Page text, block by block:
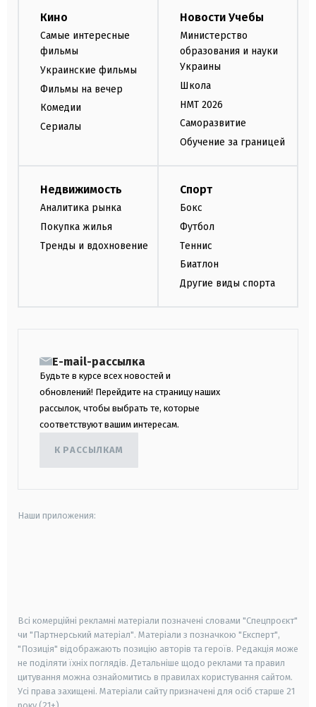
Кино
Самые интересные
фильмы
Украинские фильмы
Фильмы на вечер
Комедии
Сериалы
Новости Учебы
Министерство
образования и науки
Украины
Школа
НМТ 2026
Саморазвитие
Обучение за границей
Недвижимость
Аналитика рынка
Покупка жилья
Тренды и вдохновение
Спорт
Бокс
Футбол
Теннис
Биатлон
Другие виды спорта
E-mail-рассылка
Будьте в курсе всех новостей и
обновлений! Перейдите на страницу наших
рассылок, чтобы выбрать те, которые
соответствуют вашим интересам.
К РАССЫЛКАМ
Наши приложения:
Всі комерційні рекламні матеріали позначені словами "Спецпроєкт"
чи "Партнерський матеріал". Матеріали з позначкою "Експерт",
"Позиція" відображають позицію авторів та героїв. Редакція може
не поділяти їхніх поглядів. Детальніше щодо реклами та правил
цитування можна ознайомитись в правилах користування сайтом.
Усі права захищені. Матеріали сайту призначені для осіб старше 21